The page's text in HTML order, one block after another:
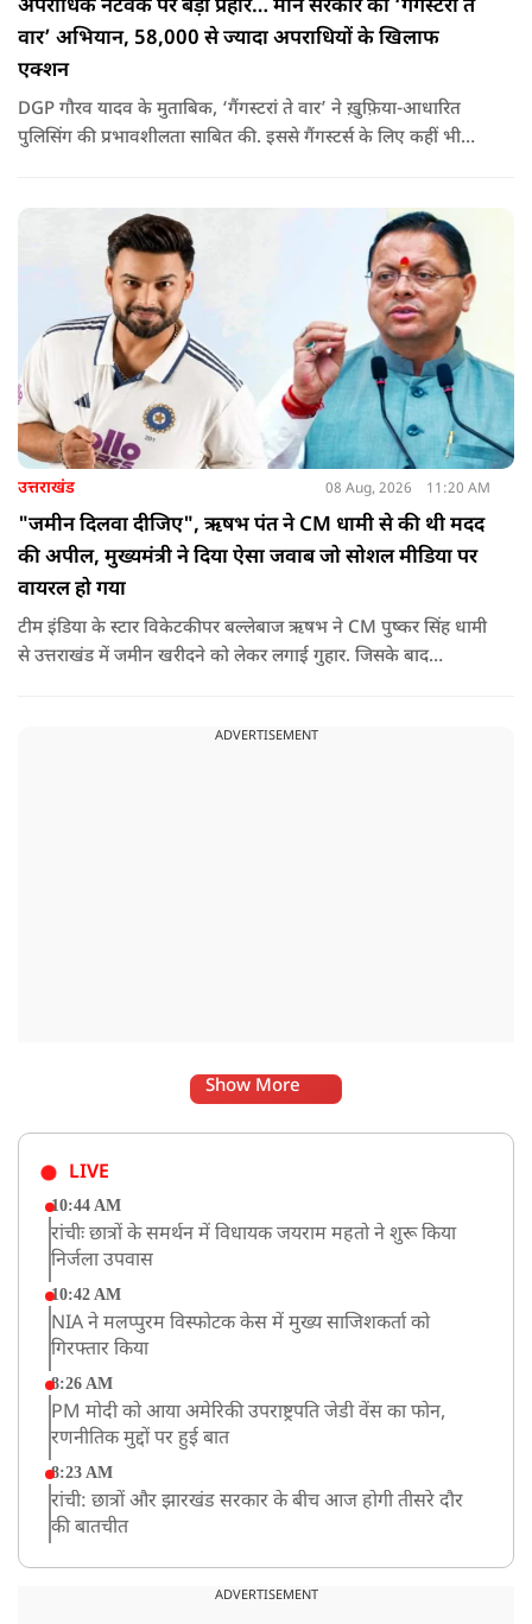
अपराधिक नेटवर्क पर बड़ा प्रहार… मान सरकार का ‘गैंगस्टरां ते
वार’ अभियान, 58,000 से ज्यादा अपराधियों के खिलाफ
एक्शन
DGP गौरव यादव के मुताबिक, ‘गैंगस्टरां ते वार’ ने ख़ुफ़िया-आधारित
पुलिसिंग की प्रभावशीलता साबित की. इससे गैंगस्टर्स के लिए कहीं भी
उत्तराखंड 08 Aug, 2026 11:20 AM
"जमीन दिलवा दीजिए", ऋषभ पंत ने CM धामी से की थी मदद
की अपील, मुख्यमंत्री ने दिया ऐसा जवाब जो सोशल मीडिया पर
वायरल हो गया
टीम इंडिया के स्टार विकेटकीपर बल्लेबाज ऋषभ ने CM पुष्कर सिंह धामी
से उत्तराखंड में जमीन खरीदने को लेकर लगाई गुहार. जिसके बाद
ADVERTISEMENT
Show More
LIVE
10:44 AM
रांचीः छात्रों के समर्थन में विधायक जयराम महतो ने शुरू किया
निर्जला उपवास
10:42 AM
NIA ने मलप्पुरम विस्फोटक केस में मुख्य साजिशकर्ता को
गिरफ्तार किया
8:26 AM
PM मोदी को आया अमेरिकी उपराष्ट्रपति जेडी वेंस का फोन,
रणनीतिक मुद्दों पर हुई बात
8:23 AM
रांची: छात्रों और झारखंड सरकार के बीच आज होगी तीसरे दौर
की बातचीत
देशभर में आज से 'हर घर तिरंगा' अभियान, सीएम योगी लखनऊ
ADVERTISEMENT